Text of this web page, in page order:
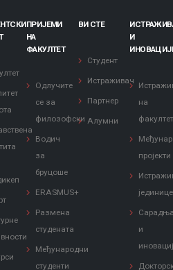
ПРИЈЕМИ
НА
ФАКУЛТЕТ
Одлучите
се за
филозофски
Водич
за
бруцоше
ERASMUS+
Размена
студената
Међународни
студенти
ВИ СТЕ
Студент
Истраживач
Партнер
Алумни
И
на
пројекти
јединице
и